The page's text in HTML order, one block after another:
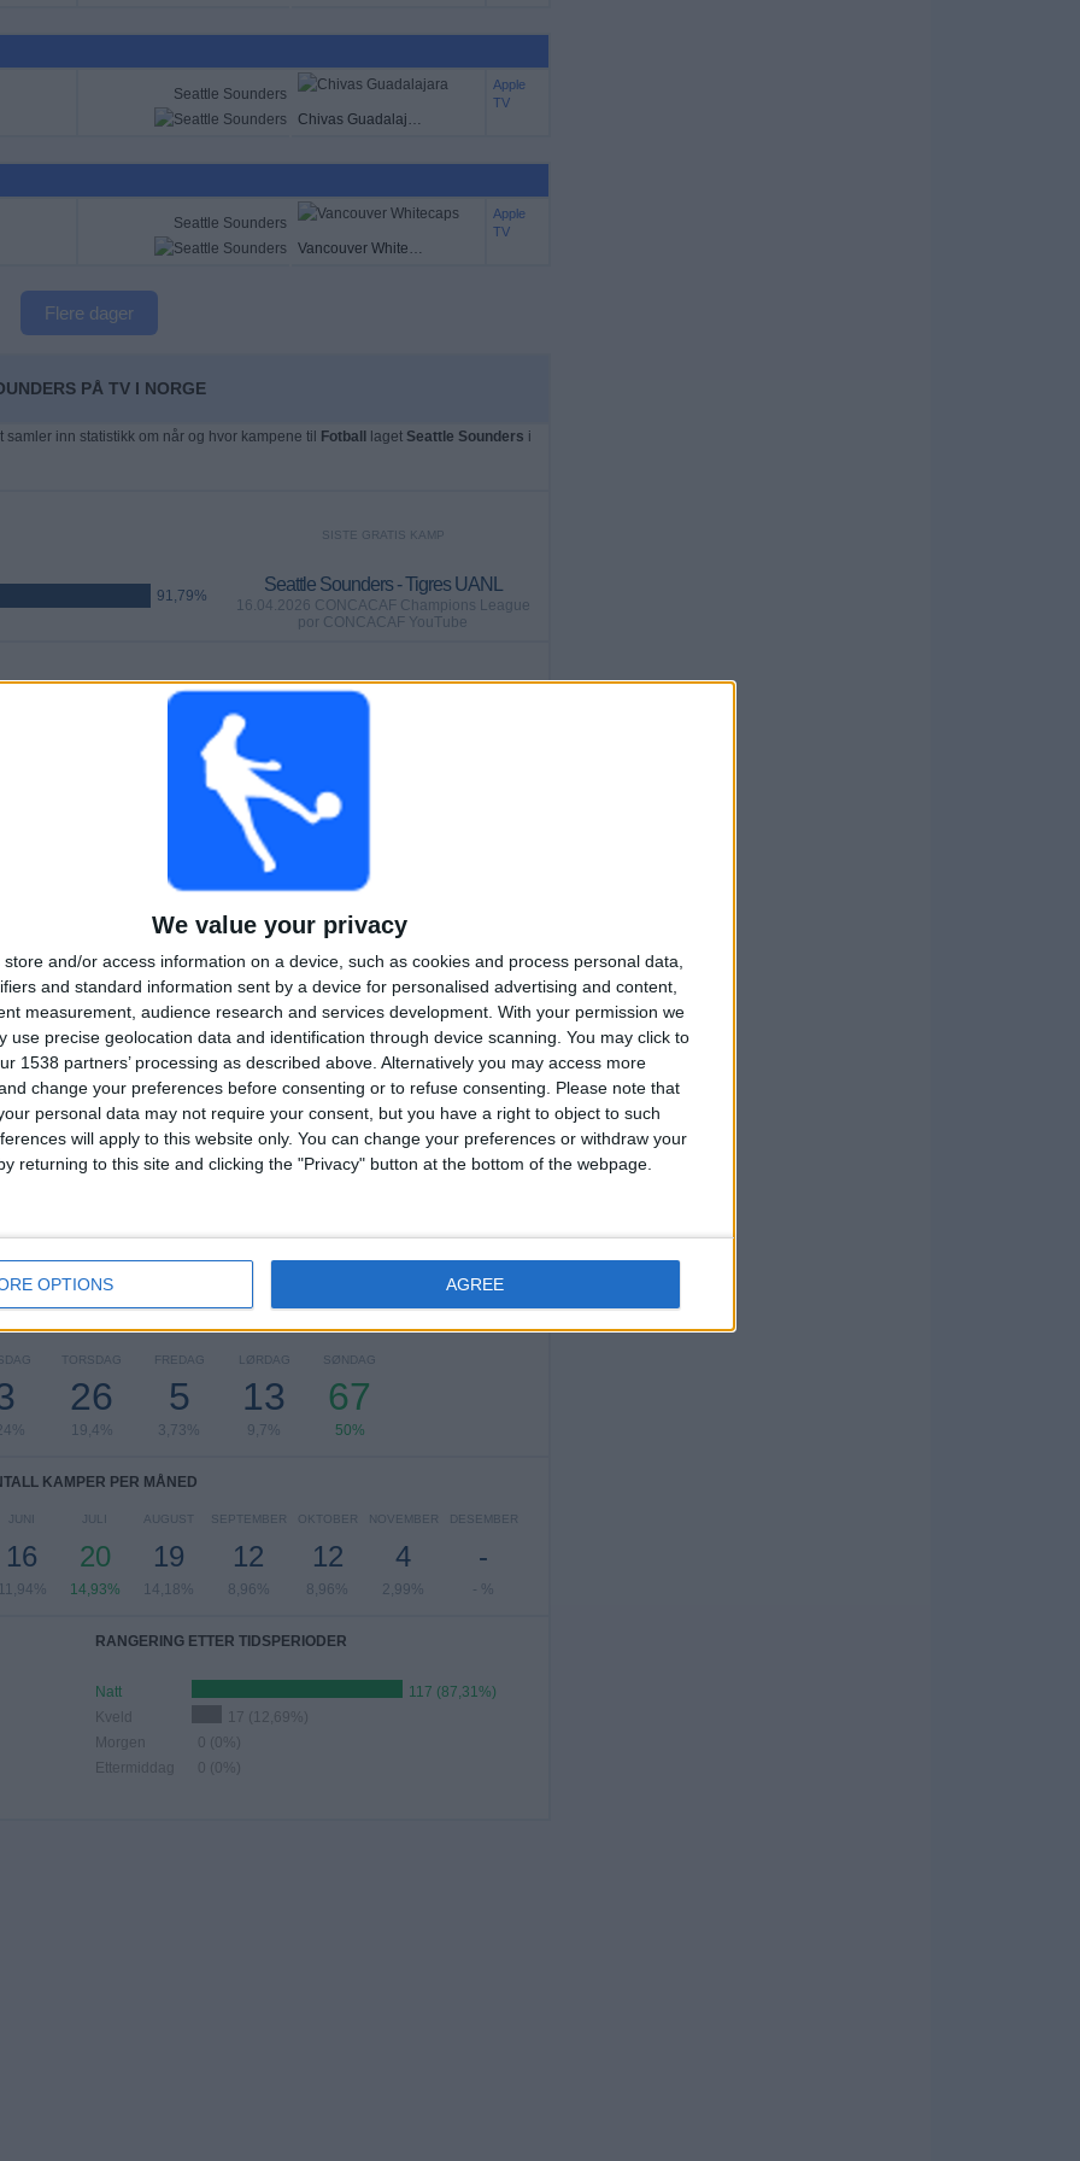
We value your privacy
store and/or access information on a device, such as cookies and process personal data,
and standard information sent by a device for personalised advertising and content,
measurement, audience research and services development. With your permission we
use precise geolocation data and identification through device scanning. You may click to
1538 partners’ processing as described above. Alternatively you may access more
change your preferences before consenting or to refuse consenting.
Please note that
personal data may not require your consent, but you have a right to object to such
will apply to this website only. You can change your preferences or withdraw your
returning to this site and clicking the "Privacy" button at the bottom of the webpage.
OPTIONS AGREE
Seattle Sounders
Chivas Guadalajara
Apple
TV
Seattle Sounders
Vancouver Whitecaps
Apple
TV
Flere dager
PÅ TV I NORGE
inn statistikk om når og hvor kampene til Fotball laget Seattle Sounders i
91,79%
SISTE GRATIS KAMP
Seattle Sounders - Tigres UANL
16.04.2026 CONCACAF Champions League
por CONCACAF YouTube
DAGER
KAMP
12
KONTINUERLIG
BETALT
41
MOTSTANDERE
MAKSIMALT
10
VS Portland
Timbers
TOTALT
4
KONKURRANSER
RANGERING ETTER KONKURRANSER
MLS
109 (81,34%)
Leagues Cup
14 (10,45%)
CONCACAF Champions League
8 (5,97%)
Se komplett rangering
TORSDAG
26
19,4%
FREDAG
5
3,73%
LØRDAG
13
9,7%
SØNDAG
67
50%
KAMPER PER MÅNED
JUNI
16
11,94%
JULI
20
14,93%
AUGUST
19
14,18%
SEPTEMBER
12
8,96%
OKTOBER
12
8,96%
NOVEMBER
4
2,99%
DESEMBER
-
- %
RANGERING ETTER TIDSPERIODER
Natt
117 (87,31%)
Kveld
17 (12,69%)
Morgen
0 (0%)
Ettermiddag
0 (0%)